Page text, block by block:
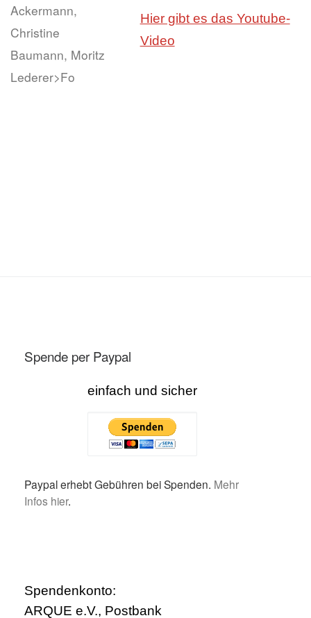
Ackermann,
Christine
Baumann, Moritz
Lederer>Fo
Hier gibt es das Youtube-
Video
Spende per Paypal
einfach und sicher
Paypal erhebt Gebühren bei Spenden. Mehr
Infos hier.
Spendenkonto:
ARQUE e.V., Postbank